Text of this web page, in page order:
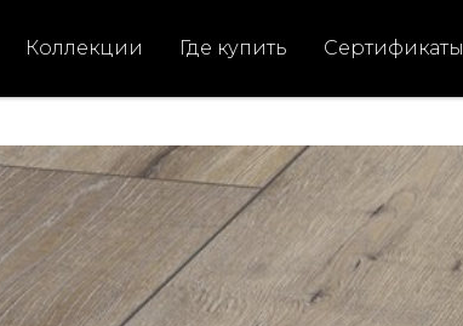
Коллекции Где купить Сертификаты